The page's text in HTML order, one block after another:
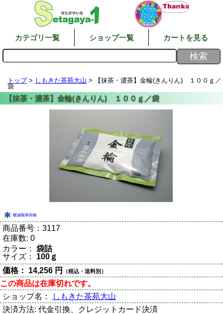
カテゴリ一覧 ショップ一覧 カートを見る
トップ> しもきた茶苑大山 > 【抹茶・濃茶】金輪(きんりん) １００ｇ／
袋
商品番号： 3117
在庫数: 0
カラー：
袋詰
サイズ：
100ｇ
価格： 14,256 円 （税込・送料別）
この商品は在庫切れです。
ショップ名：
しもきた茶苑大山
決済方法: 代金引換、クレジットカード決済